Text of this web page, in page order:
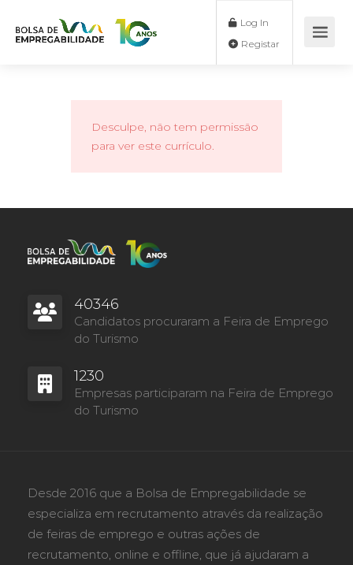
Log In
Desculpe, não tem permissão
para ver este currículo.
40346
Candidatos procuraram a Feira de Emprego
do Turismo
1230
Empresas participaram na Feira de Emprego
do Turismo
Desde 2016 que a Bolsa de Empregabilidade se
especializa em recrutamento através da realização
de feiras de emprego e outras ações de
recrutamento, online e offline, que já ajudaram a